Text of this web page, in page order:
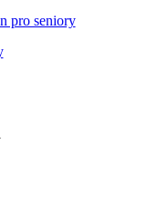
pro seniory